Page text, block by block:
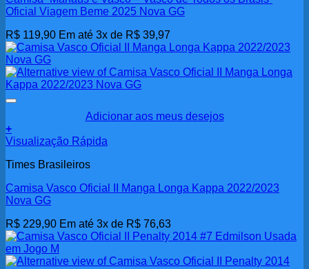
Oficial Viagem Beme 2025 Nova GG
R$ 119,90 Em até 3x de R$ 39,97
Adicionar aos meus desejos
+
Visualização Rápida
Times Brasileiros
Camisa Vasco Oficial II Manga Longa Kappa 2022/2023
Nova GG
R$ 229,90 Em até 3x de R$ 76,63